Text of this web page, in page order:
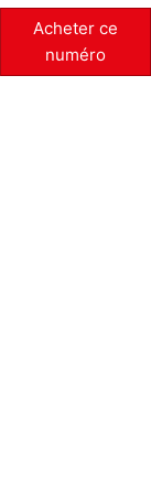
Acheter ce
numéro